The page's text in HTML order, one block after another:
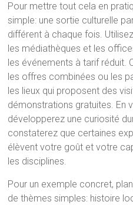
Pour mettre tout cela en
simple: une sortie culturelle
différent à chaque fois.
les médiathèques et les
les événements à tarif réduit.
les offres combinées ou les
les lieux qui proposent des
démonstrations gratuites. En
développerez une curiosité
constaterez que certaines
élèvent votre goût et votre
les disciplines.
Pour un exemple concret,
de thèmes simples: histoire